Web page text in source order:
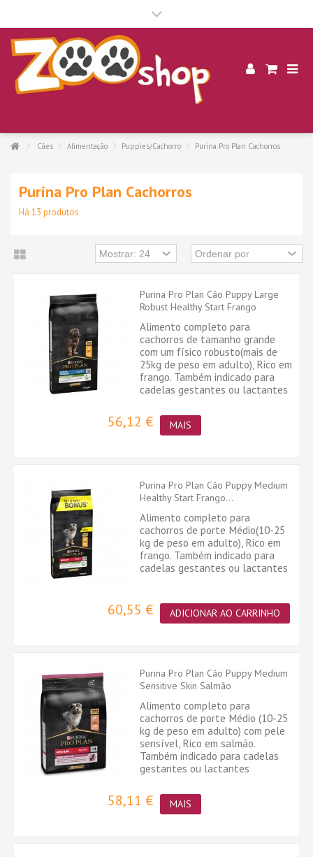
Cães Alimentação Puppies/Cachorro Purina Pro Plan Cachorros
Purina Pro Plan Cachorros
Há 13 produtos.
Purina Pro Plan Cão Puppy Large
Robust Healthy Start Frango
Alimento completo para
cachorros de tamanho grande
com um físico robusto(mais de
25kg de peso em adulto), Rico em
frango. Também indicado para
cadelas gestantes ou lactantes
56,12 € MAIS
Purina Pro Plan Cão Puppy Medium
Healthy Start Frango...
Alimento completo para
cachorros de porte Médio(10-25
kg de peso em adulto), Rico em
frango. Também indicado para
cadelas gestantes ou lactantes
60,55 € ADICIONAR AO CARRINHO
Purina Pro Plan Cão Puppy Medium
Sensitive Skin Salmão
Alimento completo para
cachorros de porte Médio (10-25
kg de peso em adulto) com pele
sensível, Rico em salmão.
Também indicado para cadelas
gestantes ou lactantes
58,11 € MAIS